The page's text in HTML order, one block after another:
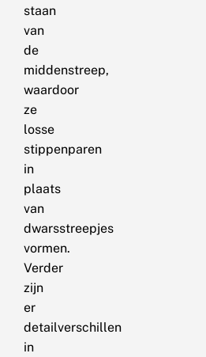
staan
van
de
middenstreep,
waardoor
ze
losse
stippenparen
in
plaats
van
dwarsstreepjes
vormen.
Verder
zijn
er
detailverschillen
in